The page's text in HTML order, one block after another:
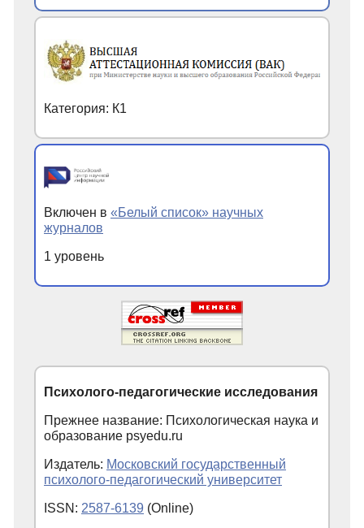
Категория: К1
Включен в «Белый список» научных
журналов
1 уровень
Психолого-педагогические исследования
Прежнее название: Психологическая наука и
образование psyedu.ru
Издатель: Московский государственный
психолого-педагогический университет
ISSN: 2587-6139 (Online)